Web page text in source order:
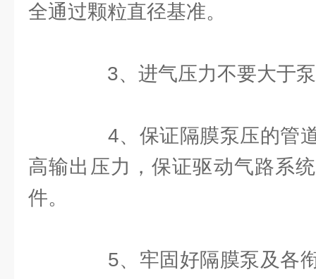
全通过颗粒直径基准。
3、进气压力不要大于泵
4、保证隔膜泵压的管道
高输出压力，保证驱动气路系
件。
5、牢固好隔膜泵及各衔